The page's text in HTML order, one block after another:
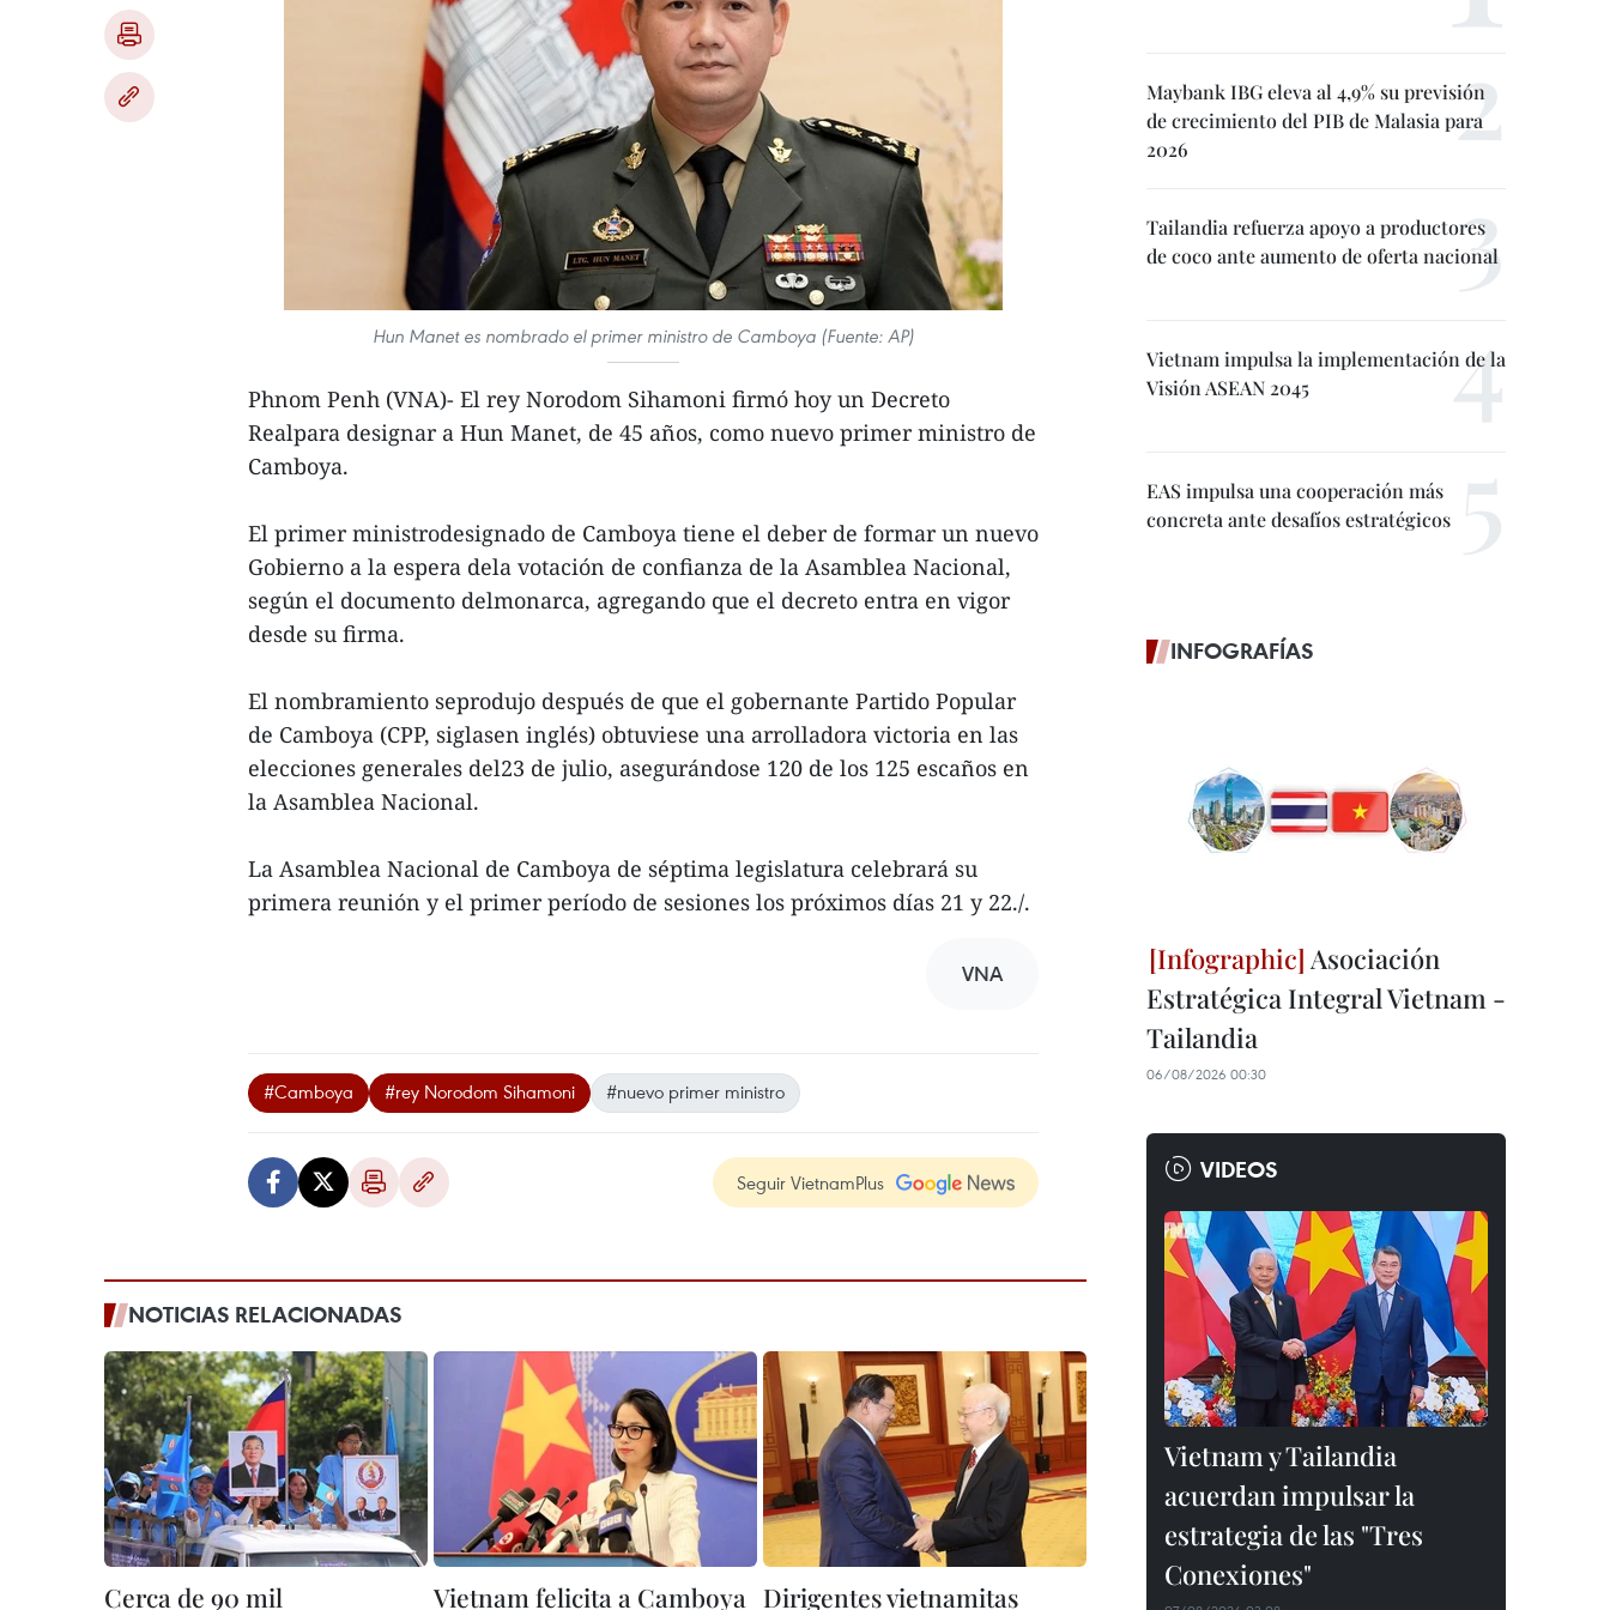
Hun Manet es nombrado el primer ministro de Camboya (Fuente: AP)
Phnom Penh (VNA)- El rey Norodom Sihamoni firmó hoy un Decreto
Realpara designar a Hun Manet, de 45 años, como nuevo primer ministro de
Camboya.
El primer ministrodesignado de Camboya tiene el deber de formar un nuevo
Gobierno a la espera dela votación de confianza de la Asamblea Nacional,
según el documento delmonarca, agregando que el decreto entra en vigor
desde su firma.
El nombramiento seprodujo después de que el gobernante Partido Popular
de Camboya (CPP, siglasen inglés) obtuviese una arrolladora victoria en las
elecciones generales del23 de julio, asegurándose 120 de los 125 escaños en
la Asamblea Nacional.
La Asamblea Nacional de Camboya de séptima legislatura celebrará su
primera reunión y el primer período de sesiones los próximos días 21 y 22./.
VNA
#Camboya #rey Norodom Sihamoni #nuevo primer ministro
Seguir VietnamPlus
NOTICIAS RELACIONADAS
Cerca de 90 mil Vietnam felicita a Camboya Dirigentes vietnamitas
Maybank IBG eleva al 4,9% su previsión
de crecimiento del PIB de Malasia para
2026
Tailandia refuerza apoyo a productores
de coco ante aumento de oferta nacional
Vietnam impulsa la implementación de la
Visión ASEAN 2045
EAS impulsa una cooperación más
concreta ante desafíos estratégicos
INFOGRAFÍAS
Asociación
Estratégica Integral Vietnam -
Tailandia
06/08/2026 00:30
VIDEOS
Vietnam y Tailandia
acuerdan impulsar la
estrategia de las "Tres
Conexiones"